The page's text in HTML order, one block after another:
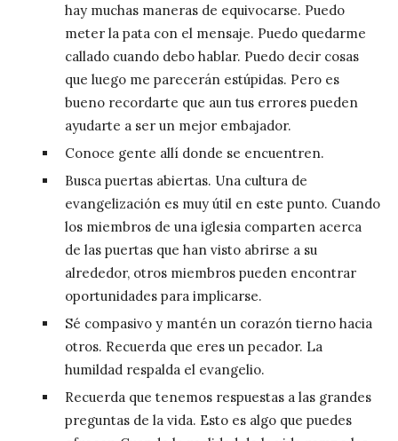
hay muchas maneras de equivocarse. Puedo
meter la pata con el mensaje. Puedo quedarme
callado cuando debo hablar. Puedo decir cosas
que luego me parecerán estúpidas. Pero es
bueno recordarte que aun tus errores pueden
ayudarte a ser un mejor embajador.
Conoce gente allí donde se encuentren.
Busca puertas abiertas. Una cultura de
evangelización es muy útil en este punto. Cuando
los miembros de una iglesia comparten acerca
de las puertas que han visto abrirse a su
alrededor, otros miembros pueden encontrar
oportunidades para implicarse.
Sé compasivo y mantén un corazón tierno hacia
otros. Recuerda que eres un pecador. La
humildad respalda el evangelio.
Recuerda que tenemos respuestas a las grandes
preguntas de la vida. Esto es algo que puedes